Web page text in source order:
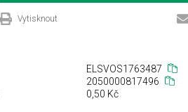
Vytisknout
ELSVOS1763487
2050000817496
0,50 Kč